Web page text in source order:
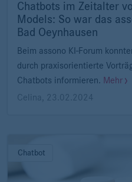
Chatbots im Zeitalter
Models: So war das
Bad Oeynhausen
Beim assono KI-Forum
durch praxisorientierte
Chatbots informieren. Mehr
Celina
23.02.2024
Chatbot